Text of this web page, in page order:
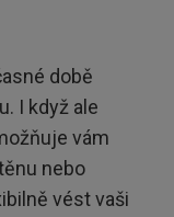
době
I když ale
vám
nebo
vést vaši